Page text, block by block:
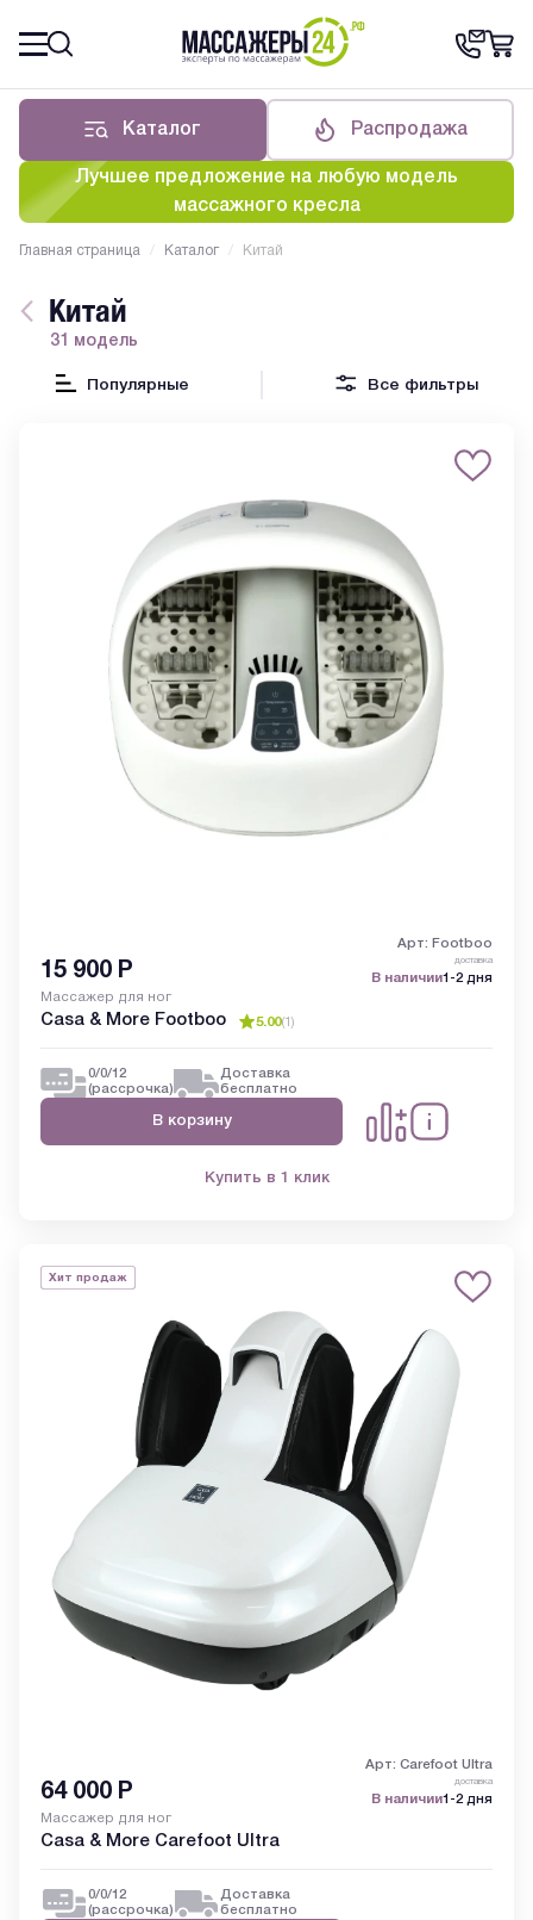
Каталог Распродажа
Лучшее предложение на любую модель
массажного кресла
Главная страница / Каталог / Китай
Китай
31 модель
Популярные Все фильтры
Арт: Footboo
15 900 Р доставка
В наличии1-2 дня
Массажер для ног
Casa & More Footboo 5.00(1)
0/0/12
(рассрочка)
Доставка
бесплатно
В корзину
Купить в 1 клик
Хит продаж
Арт: Carefoot Ultra
64 000 Р доставка
В наличии1-2 дня
Массажер для ног
Casa & More Carefoot Ultra
0/0/12
(рассрочка)
Доставка
бесплатно